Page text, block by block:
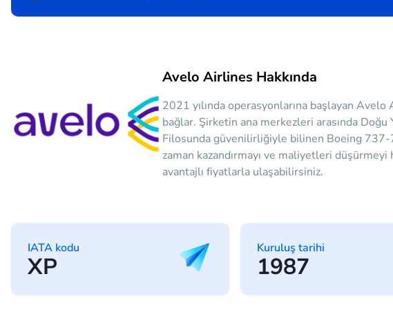
Avelo Airlines Hakkında
2021 yılında operasyonlarına başlayan
bağlar. Şirketin ana merkezleri arasında Doğu
Filosunda güvenilirliğiyle bilinen Boeing
zaman kazandırmayı ve maliyetleri
avantajlı fiyatlarla ulaşabilirsiniz.
IATA kodu
XP
Kuruluş tarihi
1987